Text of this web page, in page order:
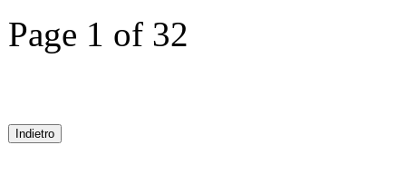
Page 1 of 32